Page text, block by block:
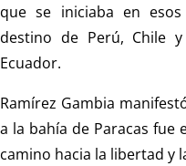
que se iniciaba en
destino de Perú, Chile
Ecuador.
Ramírez Gambia
a la bahía de Paracas fue
camino hacia la libertad y